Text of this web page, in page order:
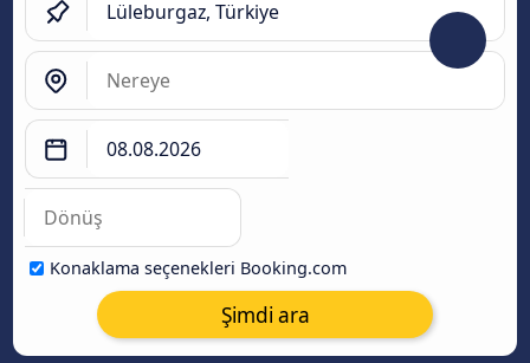
Konaklama seçenekleri Booking.com
Şimdi ara